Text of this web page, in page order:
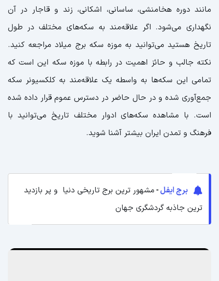
مانند دوره هخامنشی، ساسانی، اشکانی، زند و قاجار در آن
نگهداری می‌شود. اگر علاقه‌مند به سکه‌های مختلف در طول
تاریخ هستید می‌توانید به موزه سکه برج میلاد مراجعه کنید.
نکته جالب و حائز اهمیت در رابطه با موزه سکه این است که
تمامی این سکه‌ها به واسطه یک علاقه‌مند به کلکسیونر سکه
جمع‌آوری شده و در حال حاضر در دسترس عموم قرار داده شده
است. با مشاهده سکه‌های ادوار مختلف تاریخ می‌توانید با
فرهنگ و تمدن ایران بیشتر آشنا شوید.
برج ایفل- مشهور ترین برج تاریخی دنیا و پر بازدید
ترین جاذبه گردشگری جهان